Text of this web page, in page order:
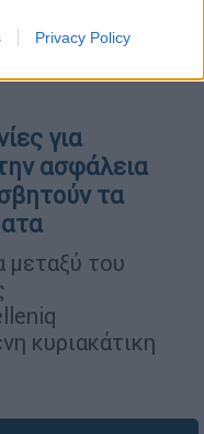
Privacy Policy
για
ασφάλεια
τα
του
κυριακάτικη